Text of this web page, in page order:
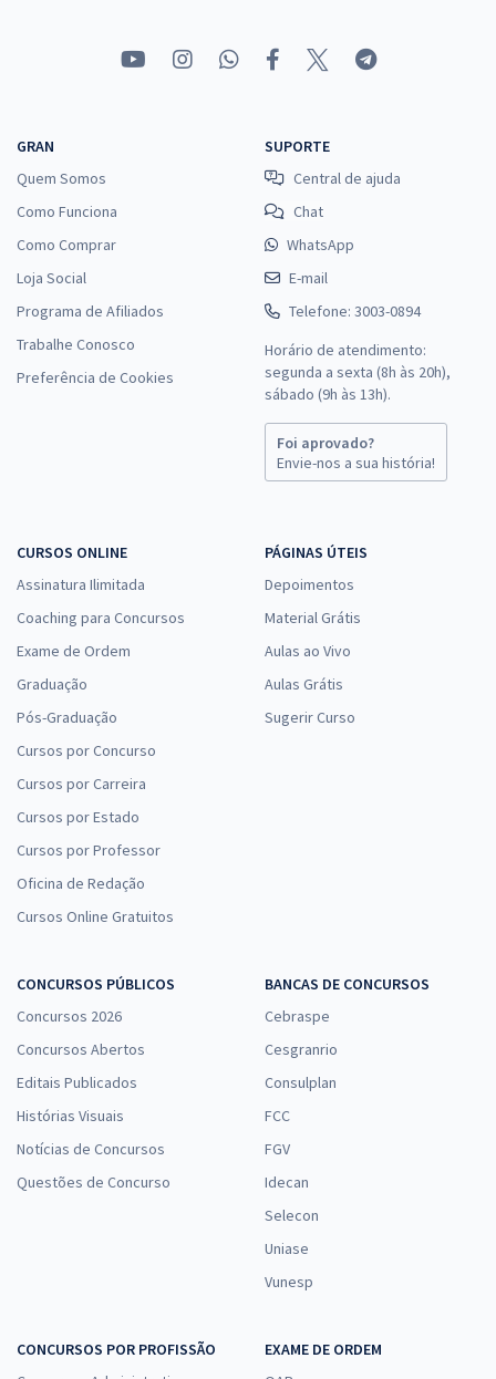
Economize R$ 69,78 (-20%)
SES MS - Secretaria de Saúde do Estado do Mato Grosso do Sul -
Contabilidade
à vista
R$23,26
Economize R$ 69,78 (-20%)
Comprar
SES MS - Secretaria de Saúde do Estado do Mato Grosso do Sul -
à vista
R$29,93
Economize R$ 89,78 (-20%)
Comprar
GRAN
Quem Somos
Como Funciona
Como Comprar
Loja Social
Programa de Afiliados
Trabalhe Conosco
Preferência de Cookies
SUPORTE
Central de ajuda
Chat
WhatsApp
E-mail
Telefone: 3003-0894
Horário de atendimento:
segunda a sexta (8h às 20h),
sábado (9h às 13h).
Foi aprovado?
Envie-nos a sua história!
CURSOS ONLINE
Assinatura Ilimitada
Coaching para Concursos
Exame de Ordem
Graduação
Pós-Graduação
Cursos por Concurso
Cursos por Carreira
Cursos por Estado
Cursos por Professor
Oficina de Redação
Cursos Online Gratuitos
PÁGINAS ÚTEIS
Depoimentos
Material Grátis
Aulas ao Vivo
Aulas Grátis
Sugerir Curso
CONCURSOS PÚBLICOS
Concursos 2026
Concursos Abertos
Editais Publicados
Histórias Visuais
Notícias de Concursos
Questões de Concurso
BANCAS DE CONCURSOS
Cebraspe
Cesgranrio
Consulplan
FCC
FGV
Idecan
Selecon
Uniase
Vunesp
CONCURSOS POR PROFISSÃO
EXAME DE ORDEM